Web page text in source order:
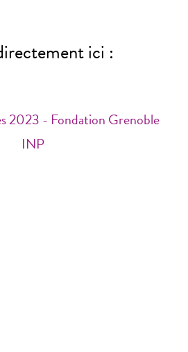
ici :
2023 - Fondation Grenoble
INP